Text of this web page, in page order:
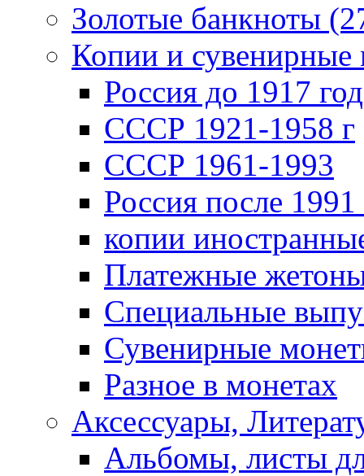
Золотые банкноты
Копии и
Россия до 1917
СССР 1921-1958 г
СССР 1961-1993
Россия после 1991
копии
Платежные
Специальные
Сувенирные
Разное в монетах
Аксессуары,
Альбомы, листы